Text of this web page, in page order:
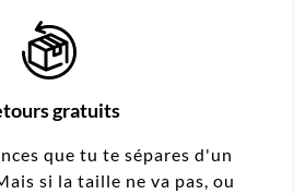
gratuits
que tu te sépares d'un
si la taille ne va pas, ou